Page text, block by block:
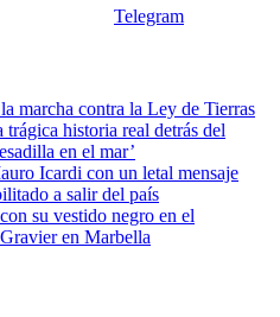
Telegram
marcha contra la Ley de Tierras
historia real detrás del
en el mar’
Icardi con un letal mensaje
a salir del país
su vestido negro en el
en Marbella